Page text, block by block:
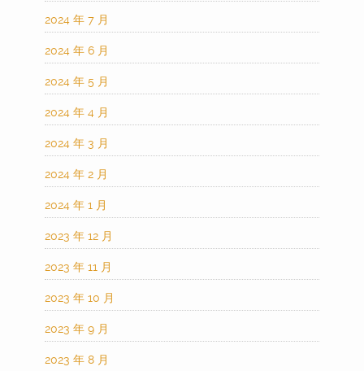
2024 年 7 月
2024 年 6 月
2024 年 5 月
2024 年 4 月
2024 年 3 月
2024 年 2 月
2024 年 1 月
2023 年 12 月
2023 年 11 月
2023 年 10 月
2023 年 9 月
2023 年 8 月